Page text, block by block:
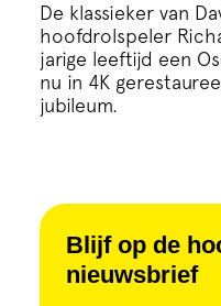
Steun ons
Blijf op de
nieuwsbrief
De klassieker van
hoofdrolspeler
jarige leeftijd een
nu in 4K
jubileum.